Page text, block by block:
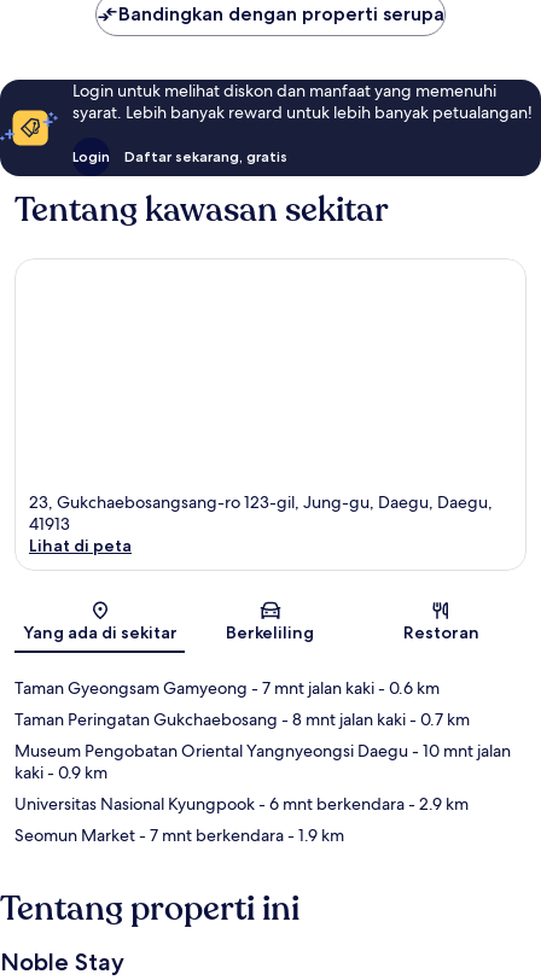
Bandingkan dengan properti serupa
Login untuk melihat diskon dan manfaat yang memenuhi
syarat. Lebih banyak reward untuk lebih banyak petualangan!
Login Daftar sekarang, gratis
Tentang kawasan sekitar
23, Gukchaebosangsang-ro 123-gil, Jung-gu, Daegu, Daegu,
41913
Lihat di peta
Yang ada di sekitar Berkeliling Restoran
Taman Gyeongsam Gamyeong - 7 mnt jalan kaki- 0.6 km
Taman Peringatan Gukchaebosang - 8 mnt jalan kaki- 0.7 km
Museum Pengobatan Oriental Yangnyeongsi Daegu- 10 mnt jalan
kaki- 0.9 km
Universitas Nasional Kyungpook- 6 mnt berkendara- 2.9 km
Seomun Market- 7 mnt berkendara- 1.9 km
Tentang properti ini
Noble Stay